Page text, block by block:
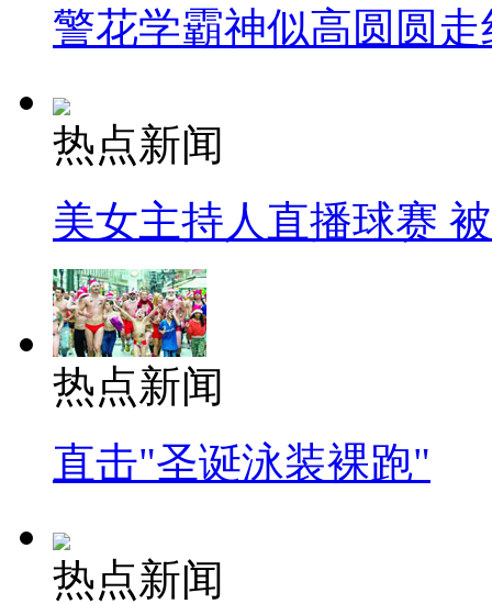
警花学霸神似高圆圆走
热点新闻
美女主持人直播球赛
热点新闻
直击"圣诞泳装裸跑"
热点新闻